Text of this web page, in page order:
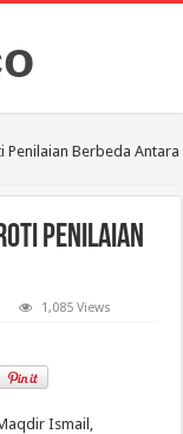
Penilaian Berbeda Antara
Penilaian
1,085 Views
Ismail,